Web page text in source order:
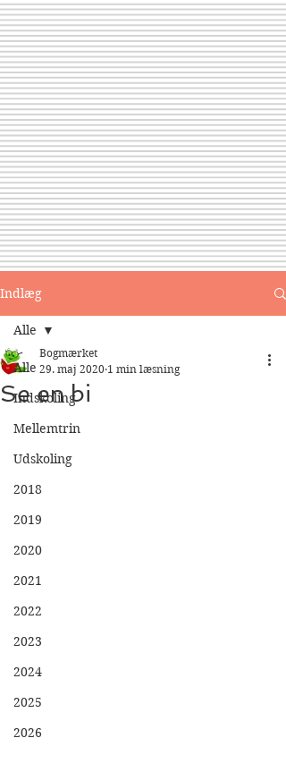
Indlæg
Alle
Indskoling
Mellemtrin
Udskoling
2018
2019
2020
2021
2022
2023
2024
2025
2026
Alle
Se en bi
Bogmærket
29. maj 2020 1 min læsning